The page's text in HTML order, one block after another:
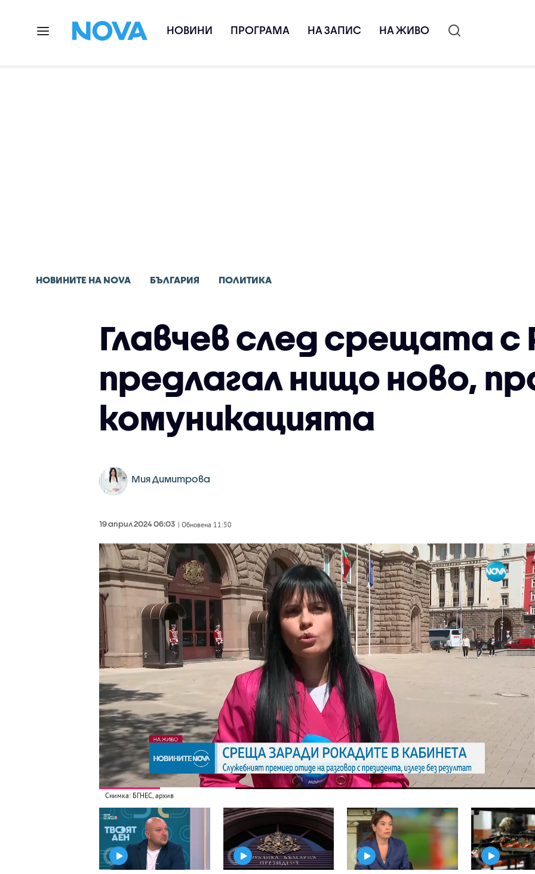
НОВИНИ ПРОГРАМА НА ЗАПИС НА ЖИВО
НОВИНИТЕ НА NOVA БЪЛГАРИЯ ПОЛИТИКА
Главчев след срещата с
предлагал нищо ново,
комуникацията
Мия Димитрова
19 април 2024 06:03 | Обновена 11:50
Снимка: БГНЕС, архив